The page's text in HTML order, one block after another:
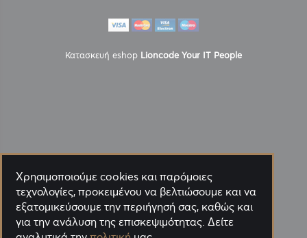
Κατασκευή eshop Lioncode Your IT People
Χρησιμοποιούμε cookies και παρόμοιες
τεχνολογίες, προκειμένου να βελτιώσουμε και να
εξατομικεύσουμε την περιήγησή σας, καθώς και
για την ανάλυση της επισκεψιμότητας. Δείτε